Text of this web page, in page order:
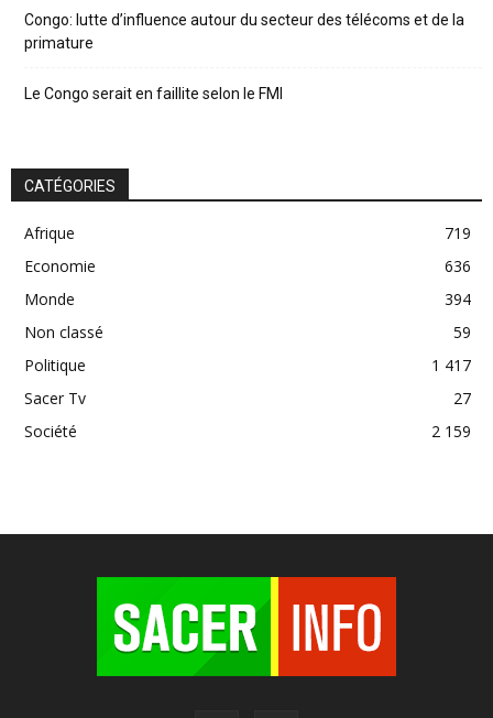
Congo: lutte d’influence autour du secteur des télécoms et de la
primature
Le Congo serait en faillite selon le FMI
CATÉGORIES
Afrique
719
Economie
636
Monde
394
Non classé
59
Politique
1 417
Sacer Tv
27
Société
2 159